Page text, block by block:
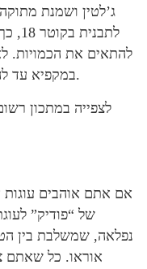
ג’לטין ושמנת
להתאים את הכמויות.
במקפיא עד להגשה או לשמור במקרר למספר ימים.
לצפייה במתכון
אם אתם אוהבים עוגות
של “פודיק”
נפלאה, שמשלבת בין
אוראו. כל שאתם